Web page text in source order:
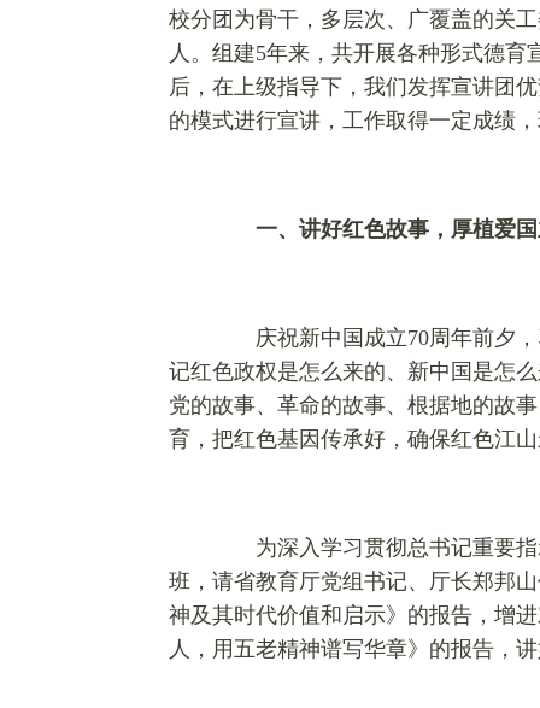
校分团为骨干，多层次、广覆盖的关
人。组建5年来，共开展各种形式德育
后，在上级指导下，我们发挥宣讲团
的模式进行宣讲，工作取得一定成绩
一、讲好红色故事，厚植爱
庆祝新中国成立70周年前夕，
记红色政权是怎么来的、新中国是怎
党的故事、革命的故事、根据地的故
育，把红色基因传承好，确保红色江
为深入学习贯彻总书记重要指
班，请省教育厅党组书记、厅长郑邦
神及其时代价值和启示》的报告，增
人，用五老精神谱写华章》的报告，